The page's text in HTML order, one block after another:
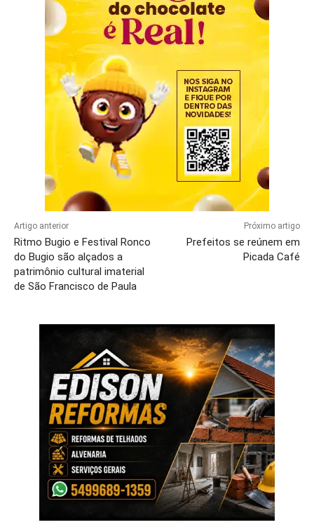
Artigo anterior
Ritmo Bugio e Festival Ronco
do Bugio são alçados a
patrimônio cultural imaterial
de São Francisco de Paula
Próximo artigo
Prefeitos se reúnem em
Picada Café